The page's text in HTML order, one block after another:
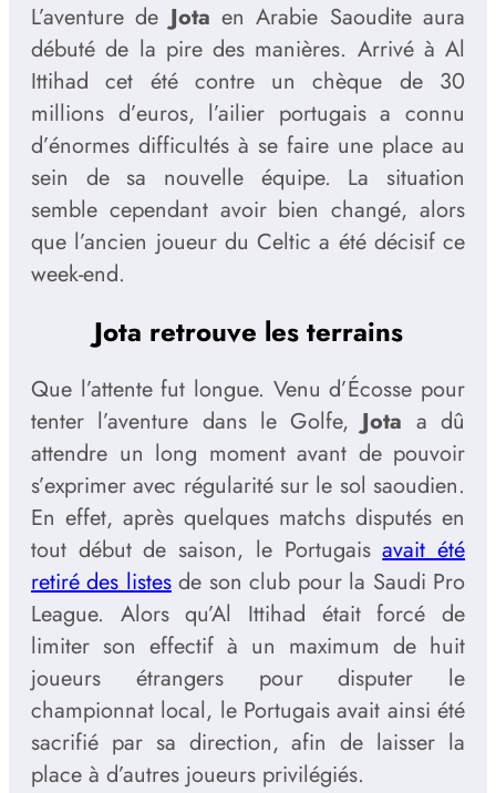
L’aventure deJota en Arabie Saoudite aura
débuté de la pire des manières. Arrivé à Al
Ittihad cet été contre un chèque de 30
millions d’euros, l’ailier portugais a connu
d’énormes difficultés à se faire une place au
sein de sa nouvelle équipe. La situation
semble cependant avoir bien changé, alors
que l’ancien joueur du Celtic a été décisif ce
week-end.
Jota retrouve les terrains
Que l’attente fut longue. Venu d’Écosse pour
tenter l’aventure dans le Golfe,Jota a dû
attendre un long moment avant de pouvoir
s’exprimer avec régularité sur le sol saoudien.
En effet, après quelques matchs disputés en
tout début de saison, le Portugaisavait été
retiré des listesde son club pour la Saudi Pro
League. Alors qu’Al Ittihad était forcé de
limiter son effectif à un maximum de huit
joueurs étrangers pour disputer le
championnat local, le Portugais avait ainsi été
sacrifié par sa direction, afin de laisser la
place à d’autres joueurs privilégiés.